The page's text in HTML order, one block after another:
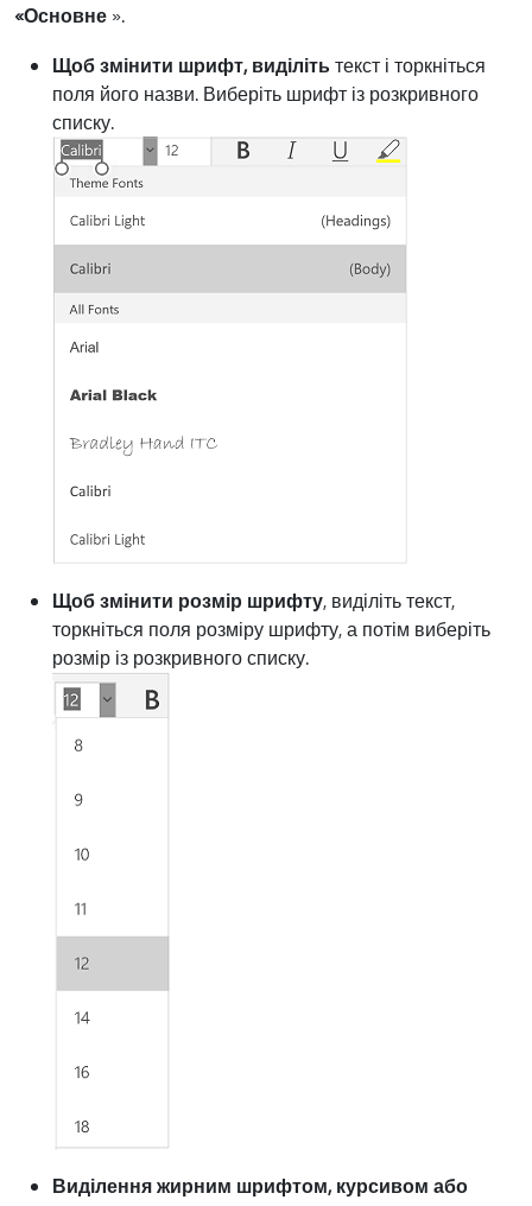
«Основне ».
Щоб змінити шрифт, виділітьтекст і торкніться
поля його назви. Виберіть шрифт із розкривного
списку.
Щоб змінити розмір шрифту, виділіть текст,
торкніться поля розміру шрифту, а потім виберіть
розмір із розкривного списку.
Виділення жирним шрифтом, курсивом або